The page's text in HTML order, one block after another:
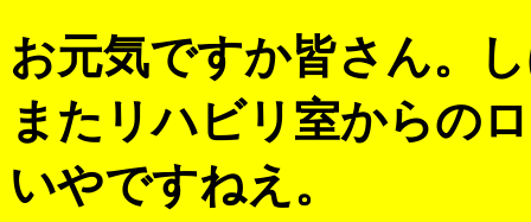
お元気ですか皆さん。
またリハビリ室からの
いやですねえ。